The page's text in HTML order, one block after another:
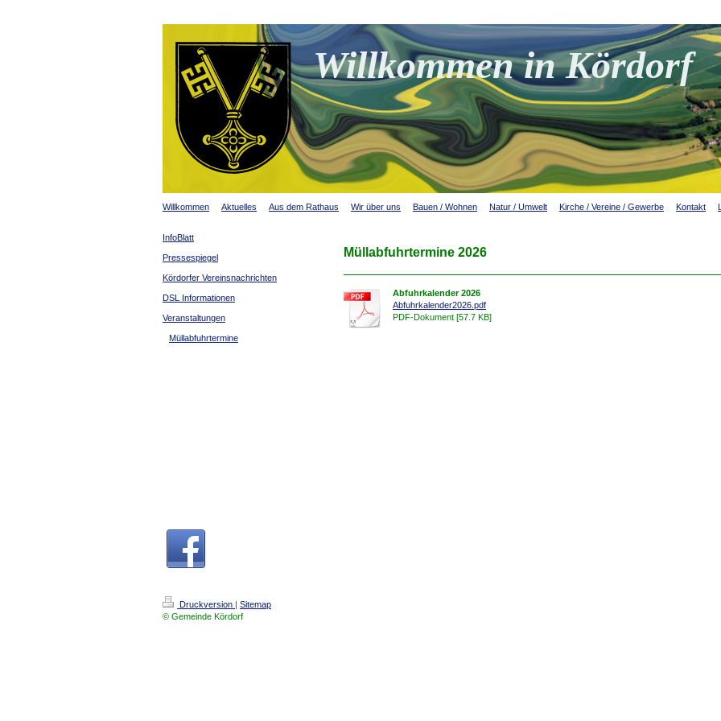
Willkommen in Kördorf
Willkommen Aktuelles Aus dem Rathaus Wir über uns Bauen / Wohnen Natur / Umwelt Kirche / Vereine / Gewerbe Kontakt
Müllabfuhrtermine 2026
Abfuhrkalender 2026
Abfuhrkalender2026.pdf
PDF-Dokument [57.7 KB]
InfoBlatt
Pressespiegel
Kördorfer Vereinsnachrichten
DSL Informationen
Veranstaltungen
Müllabfuhrtermine
Druckversion | Sitemap
© Gemeinde Kördorf